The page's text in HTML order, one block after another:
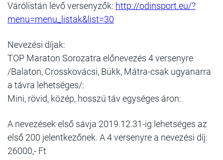
Várólistán lévő versenyzők: http://odinsport.eu/?
menu=menu_listak&list=30
Nevezési díjak:
TOP Maraton Sorozatra előnevezés 4 versenyre
/Balaton, Crosskovácsi, Bükk, Mátra-csak ugyanarra
a távra lehetséges/:
Mini, rövid, közép, hosszú táv egységes áron:
A nevezések első sávja 2019.12.31-ig lehetséges az
első 200 jelentkezőnek. A 4 versenyre a nevezési díj:
26000,- Ft